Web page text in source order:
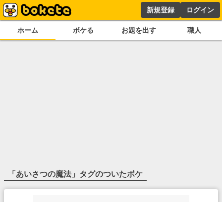
新規登録 ログイン
ホーム ボケる お題を出す 職人
「あいさつの魔法 」タグのついたボケ